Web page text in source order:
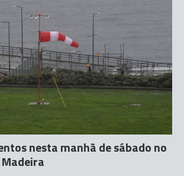
nesta manhã de sábado no